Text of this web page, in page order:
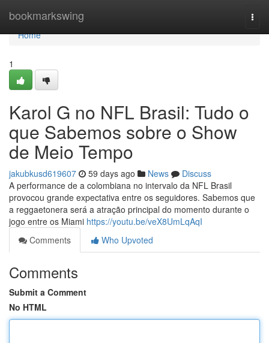
bookmarkswing
Home
Home
1
Karol G no NFL Brasil: Tudo o
que Sabemos sobre o Show
de Meio Tempo
jakubkusd619607 59 days ago News
Discuss
A performance de a colombiana no intervalo da NFL Brasil
provocou grande expectativa entre os seguidores. Sabemos que
a reggaetonera será a atração principal do momento durante o
jogo entre os Miami https://youtu.be/veX8UmLqAqI
Comments
Who Upvoted
Comments
Submit a Comment
No HTML